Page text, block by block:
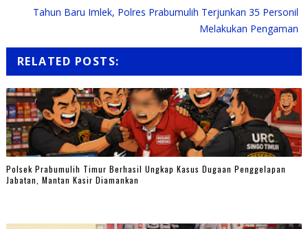
Tahun Baru Imlek, Polres Prabumulih Terjunkan 35 Personil
Melakukan Pengaman
RELATED POSTS:
Polsek Prabumulih Timur Berhasil Ungkap Kasus Dugaan Penggelapan
Jabatan, Mantan Kasir Diamankan